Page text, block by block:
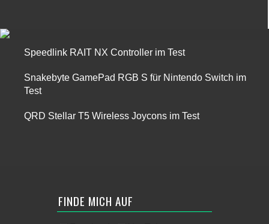
Speedlink RAIT NX Controller im Test
Snakebyte GamePad RGB S für Nintendo Switch im
Test
QRD Stellar T5 Wireless Joycons im Test
FINDE MICH AUF